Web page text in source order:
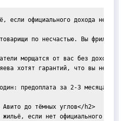
если официального дохода нет:
по несчастью. Вы
морщатся от вас без дохода</
хотят гарантий, что вы не
один: предоплата за 2-3 месяца. В
до тёмных углов</h2>
жильё, если нет официального